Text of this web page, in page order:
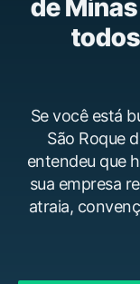
de
Se você está
São Roque
entendeu que
sua empresa
atraia,